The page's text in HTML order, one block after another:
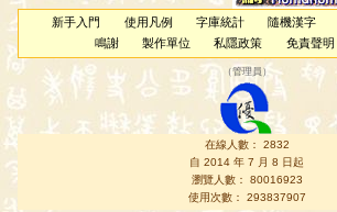
新手入門 使用凡例 字庫統計 隨機漢字
鳴謝
製作單位 私隱政策 免責聲明
（管理員 ）
在線人數： 2832
自 2014 年 7 月 8 日起
瀏覽人數： 80016923
使用次數： 293837907